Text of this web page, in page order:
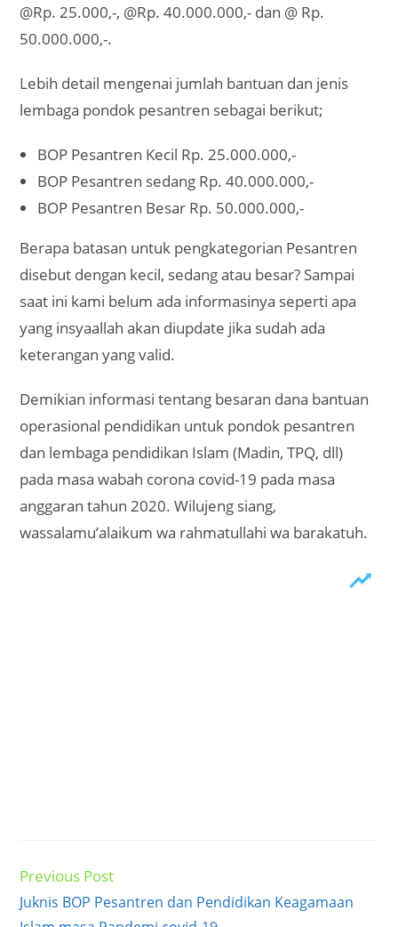
@Rp. 25.000,-, @Rp. 40.000.000,- dan @ Rp.
50.000.000,-.
Lebih detail mengenai jumlah bantuan dan jenis
lembaga pondok pesantren sebagai berikut;
BOP Pesantren Kecil Rp. 25.000.000,-
BOP Pesantren sedang Rp. 40.000.000,-
BOP Pesantren Besar Rp. 50.000.000,-
Berapa batasan untuk pengkategorian Pesantren
disebut dengan kecil, sedang atau besar? Sampai
saat ini kami belum ada informasinya seperti apa
yang insyaallah akan diupdate jika sudah ada
keterangan yang valid.
Demikian informasi tentang besaran dana bantuan
operasional pendidikan untuk pondok pesantren
dan lembaga pendidikan Islam (Madin, TPQ, dll)
pada masa wabah corona covid-19 pada masa
anggaran tahun 2020. Wilujeng siang,
wassalamu’alaikum wa rahmatullahi wa barakatuh.
Read
articles
Previous Post
Juknis BOP Pesantren dan Pendidikan Keagamaan